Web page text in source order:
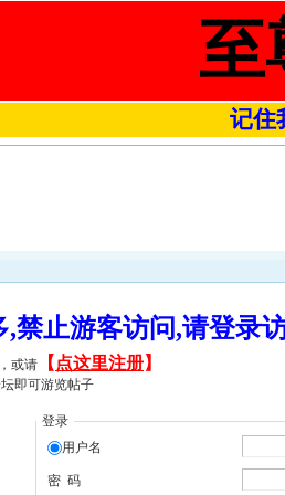
至
记住
,禁止游客访问,请登
或请 【 点这里注册】
即可游览帖子
登录
用户名
密 码